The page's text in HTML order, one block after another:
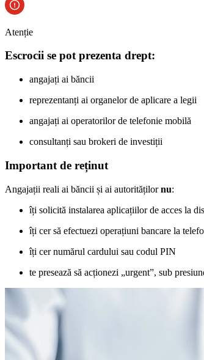
Atenție
Escrocii se pot prezenta drept:
angajați ai băncii
reprezentanți ai organelor de aplicare a legii
angajați ai operatorilor de telefonie mobilă
consultanți sau brokeri de investiții
Important de reținut
Angajații reali ai băncii și ai autoritățilornu:
îți solicită instalarea aplicațiilor de acces la
îți cer să efectuezi operațiuni bancare la
îți cer numărul cardului sau codul PIN
te presează să acționezi „urgent”, sub